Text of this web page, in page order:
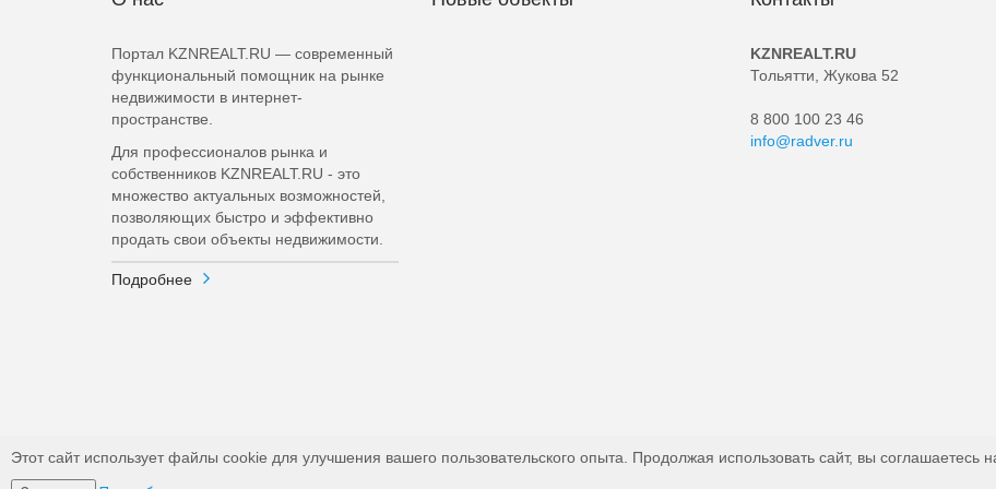
Портал KZNREALT.RU — современный
функциональный помощник на рынке
недвижимости в интернет-
пространстве.
Для профессионалов рынка и
собственников KZNREALT.RU - это
множество актуальных возможностей,
позволяющих быстро и эффективно
продать свои объекты недвижимости.
Подробнее
KZNREALT.RU
Тольятти, Жукова 52
8 800 100 23 46
info@radver.ru
Этот сайт использует файлы cookie для улучшения вашего пользовательского опыта. Продолжая использовать сайт, вы соглашаетесь